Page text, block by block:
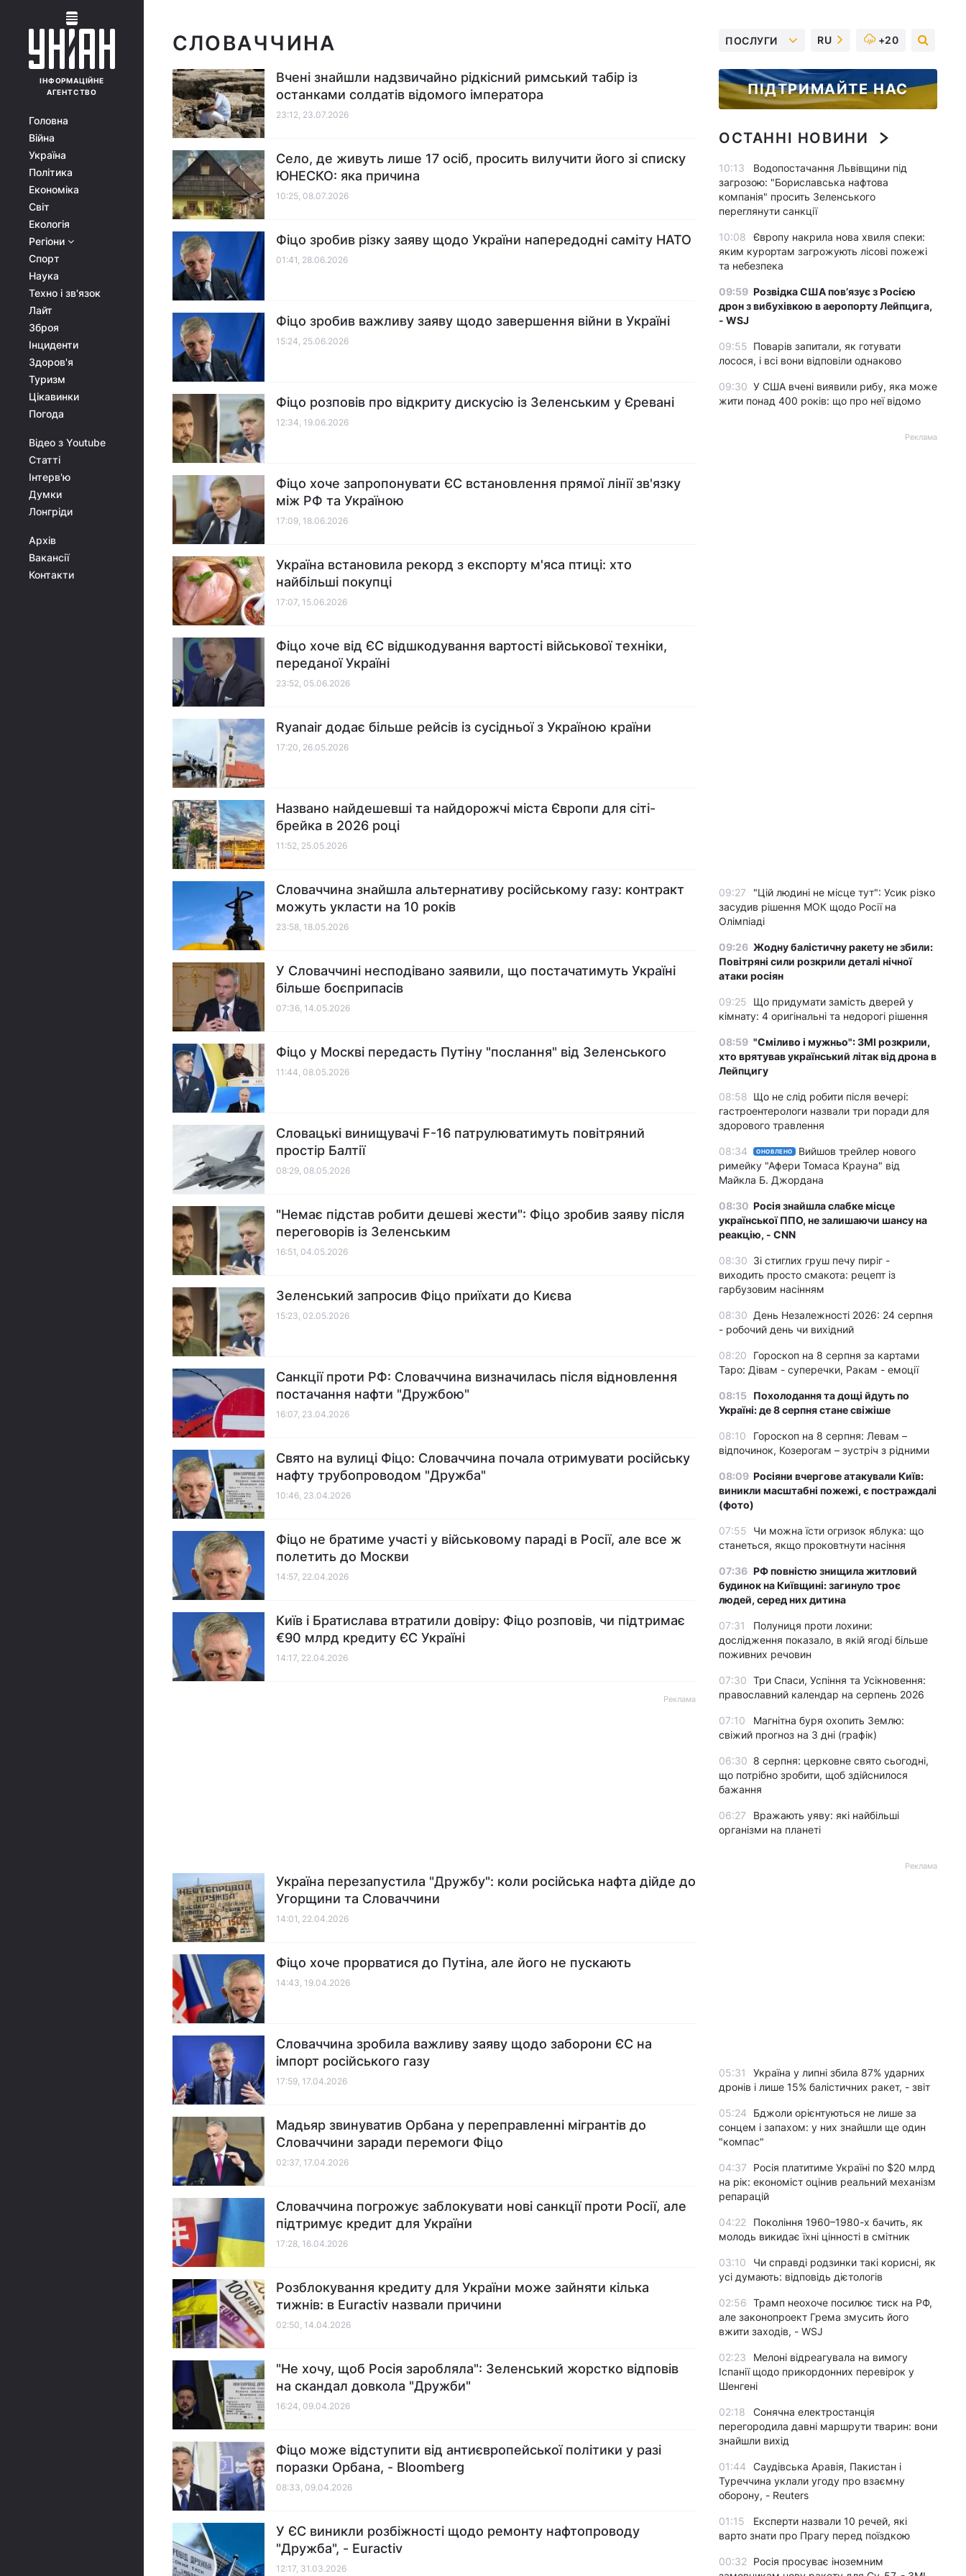
ІНФОРМАЦІЙНЕ
АГЕНТСТВО
Головна
Війна
Україна
Політика
Економіка
Світ
Екологія
Регіони
Спорт
Наука
Техно і зв'язок
Лайт
Зброя
Інциденти
Здоров'я
Туризм
Цікавинки
Погода
Відео з Youtube
Статті
Інтерв'ю
Думки
Лонгріди
Архів
Вакансії
Контакти
СЛОВАЧЧИНА
Вчені знайшли надзвичайно рідкісний римський табір із
останками солдатів відомого імператора
23:12, 23.07.2026
Село, де живуть лише 17 осіб, просить вилучити його зі списку
ЮНЕСКО: яка причина
10:25, 08.07.2026
Фіцо зробив різку заяву щодо України напередодні саміту НАТО
01:41, 28.06.2026
Фіцо зробив важливу заяву щодо завершення війни в Україні
15:24, 25.06.2026
Фіцо розповів про відкриту дискусію із Зеленським у Єревані
12:34, 19.06.2026
Фіцо хоче запропонувати ЄС встановлення прямої лінії зв'язку
між РФ та Україною
17:09, 18.06.2026
Україна встановила рекорд з експорту м'яса птиці: хто
найбільші покупці
17:07, 15.06.2026
Фіцо хоче від ЄС відшкодування вартості військової техніки,
переданої Україні
23:52, 05.06.2026
Ryanair додає більше рейсів із сусідньої з Україною країни
17:20, 26.05.2026
Названо найдешевші та найдорожчі міста Європи для сіті-
брейка в 2026 році
11:52, 25.05.2026
Словаччина знайшла альтернативу російському газу: контракт
можуть укласти на 10 років
23:58, 18.05.2026
У Словаччині несподівано заявили, що постачатимуть Україні
більше боєприпасів
07:36, 14.05.2026
Фіцо у Москві передасть Путіну "послання" від Зеленського
11:44, 08.05.2026
Словацькі винищувачі F-16 патрулюватимуть повітряний
простір Балтії
08:29, 08.05.2026
"Немає підстав робити дешеві жести": Фіцо зробив заяву після
переговорів із Зеленським
16:51, 04.05.2026
Зеленський запросив Фіцо приїхати до Києва
15:23, 02.05.2026
Санкції проти РФ: Словаччина визначилась після відновлення
постачання нафти "Дружбою"
16:07, 23.04.2026
Свято на вулиці Фіцо: Словаччина почала отримувати російську
нафту трубопроводом "Дружба"
10:46, 23.04.2026
Фіцо не братиме участі у військовому параді в Росії, але все ж
полетить до Москви
14:57, 22.04.2026
Київ і Братислава втратили довіру: Фіцо розповів, чи підтримає
€90 млрд кредиту ЄС Україні
14:17, 22.04.2026
Реклама
Україна перезапустила "Дружбу": коли російська нафта дійде до
Угорщини та Словаччини
14:01, 22.04.2026
Фіцо хоче прорватися до Путіна, але його не пускають
14:43, 19.04.2026
Словаччина зробила важливу заяву щодо заборони ЄС на
імпорт російського газу
17:59, 17.04.2026
Мадьяр звинуватив Орбана у переправленні мігрантів до
Словаччини заради перемоги Фіцо
02:37, 17.04.2026
Словаччина погрожує заблокувати нові санкції проти Росії, але
підтримує кредит для України
17:28, 16.04.2026
Розблокування кредиту для України може зайняти кілька
тижнів: в Euractiv назвали причини
02:50, 14.04.2026
"Не хочу, щоб Росія заробляла": Зеленський жорстко відповів
на скандал довкола "Дружби"
16:24, 09.04.2026
Фіцо може відступити від антиєвропейської політики у разі
поразки Орбана, - Bloomberg
08:33, 09.04.2026
У ЄС виникли розбіжності щодо ремонту нафтопроводу
"Дружба", - Euractiv
12:17, 31.03.2026
ПОСЛУГИ RU +20
ПІДТРИМАЙТЕ НАС
ОСТАННІ НОВИНИ
10:13
Водопостачання Львівщини під
загрозою: "Бориславська нафтова
компанія" просить Зеленського
переглянути санкції
10:08
Європу накрила нова хвиля спеки:
яким курортам загрожують лісові пожежі
та небезпека
09:59 Розвідка США пов’язує з Росією
дрон з вибухівкою в аеропорту Лейпцига,
- WSJ
09:55 Поварів запитали, як готувати
лосося, і всі вони відповіли однаково
09:30 У США вчені виявили рибу, яка може
жити понад 400 років: що про неї відомо
Реклама
09:27
"Цій людині не місце тут": Усик різко
засудив рішення МОК щодо Росії на
Олімпіаді
09:26 Жодну балістичну ракету не збили:
Повітряні сили розкрили деталі нічної
атаки росіян
09:25
Що придумати замість дверей у
кімнату: 4 оригінальні та недорогі рішення
08:59 "Сміливо і мужньо": ЗМІ розкрили,
хто врятував український літак від дрона в
Лейпцигу
08:58 Що не слід робити після вечері:
гастроентерологи назвали три поради для
здорового травлення
08:34 ОНОВЛЕНО
Вийшов трейлер нового
римейку "Афери Томаса Крауна" від
Майкла Б. Джордана
08:30 Росія знайшла слабке місце
української ППО, не залишаючи шансу на
реакцію, - CNN
08:30 Зі стиглих груш печу пиріг -
виходить просто смакота: рецепт із
гарбузовим насінням
08:30 День Незалежності 2026: 24 серпня
- робочий день чи вихідний
08:20
Гороскоп на 8 серпня за картами
Таро: Дівам - суперечки, Ракам - емоції
08:15 Похолодання та дощі йдуть по
Україні: де 8 серпня стане свіжіше
08:10
Гороскоп на 8 серпня: Левам –
відпочинок, Козерогам – зустріч з рідними
08:09 Росіяни вчергове атакували Київ:
виникли масштабні пожежі, є постраждалі
(фото)
07:55
Чи можна їсти огризок яблука: що
станеться, якщо проковтнути насіння
07:36 РФ повністю знищила житловий
будинок на Київщині: загинуло троє
людей, серед них дитина
07:31
Полуниця проти лохини:
дослідження показало, в якій ягоді більше
поживних речовин
07:30 Три Спаси, Успіння та Усікновення:
православний календар на серпень 2026
07:10
Магнітна буря охопить Землю:
свіжий прогноз на 3 дні (графік)
06:30 8 серпня: церковне свято сьогодні,
що потрібно зробити, щоб здійснилося
бажання
06:27
Вражають уяву: які найбільші
організми на планеті
Реклама
05:31
Україна у липні збила 87% ударних
дронів і лише 15% балістичних ракет, - звіт
05:24
Бджоли орієнтуються не лише за
сонцем і запахом: у них знайшли ще один
"компас"
04:37
Росія платитиме Україні по $20 млрд
на рік: економіст оцінив реальний механізм
репарацій
04:22
Покоління 1960–1980-х бачить, як
молодь викидає їхні цінності в смітник
03:10
Чи справді родзинки такі корисні, як
усі думають: відповідь дієтологів
02:56 Трамп неохоче посилює тиск на РФ,
але законопроект Грема змусить його
вжити заходів, - WSJ
02:23
Мелоні відреагувала на вимогу
Іспанії щодо прикордонних перевірок у
Шенгені
02:18
Сонячна електростанція
перегородила давні маршрути тварин: вони
знайшли вихід
01:44
Саудівська Аравія, Пакистан і
Туреччина уклали угоду про взаємну
оборону, - Reuters
01:15
Експерти назвали 10 речей, які
варто знати про Прагу перед поїздкою
00:32
Росія просуває іноземним